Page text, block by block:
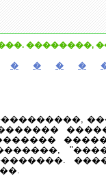
��������,
� � � �